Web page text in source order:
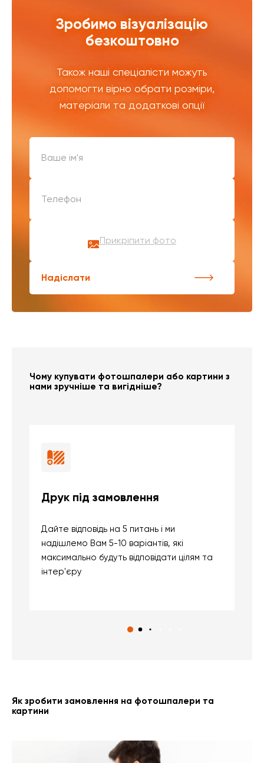
Зробимо візуалізацію
безкоштовно
Також наші спеціалісти можуть
допомогти вірно обрати розміри,
матеріали та додаткові опції
Прикріпити фото
Надіслати
Чому купувати фотошпалери або картини з
нами зручніше та вигідніше?
Друк під замовлення
Дайте відповідь на 5 питань і ми
надішлемо Вам 5-10 варіантів, які
максимально будуть відповідати цілям та
інтер'єру
Як зробити замовлення на фотошпалери та
картини